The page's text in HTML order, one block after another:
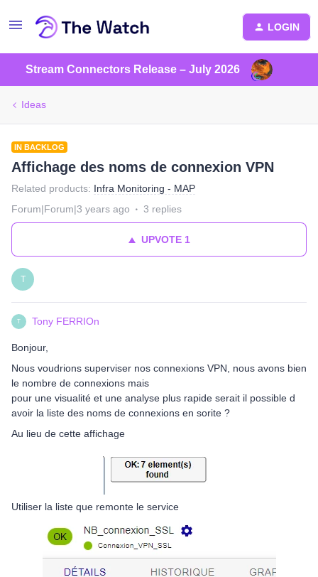
LOGIN
Stream Connectors Release – July 2026
Ideas
IN BACKLOG
Affichage des noms de connexion VPN
Related products: Infra Monitoring - MAP
Forum|Forum|3 years ago
3 replies
UPVOTE1
T
T Tony FERRIOn
Bonjour,
Nous voudrions superviser nos connexions VPN, nous avons bien
le nombre de connexions mais
pour une visualité et une analyse plus rapide serait il possible d
avoir la liste des noms de connexions en sorite ?
Au lieu de cette affichage
Utiliser la liste que remonte le service